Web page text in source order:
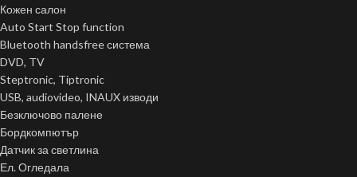
Кожен салон
Auto Start Stop function
Bluetooth handsfree система
DVD, TV
Steptronic, Tiptronic
USB, audiovideo, INAUX изводи
Безключово палене
Бордкомпютър
Датчик за светлина
Ел. Огледала